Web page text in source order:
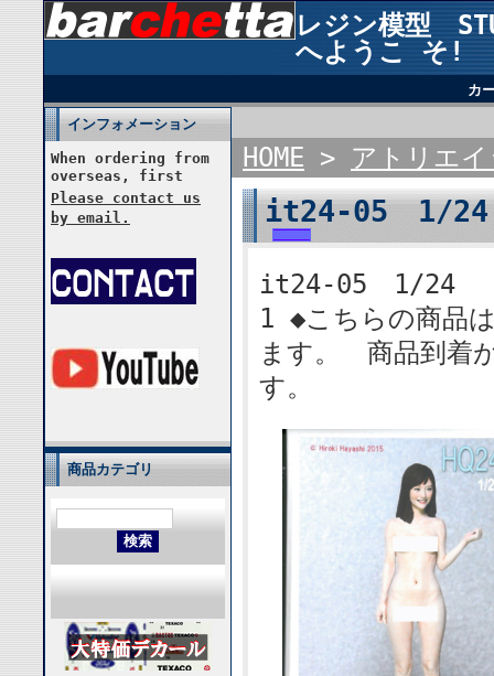
レジン模型
へようこ そ!
カ
インフォメーション
When ordering from
overseas, first
Please contact us
by email.
商品カテゴリ
HOME > アトリエ
it24-05 1/
it24-05 1/24
1 ◆こちらの商品
ます。 商品到着
す。